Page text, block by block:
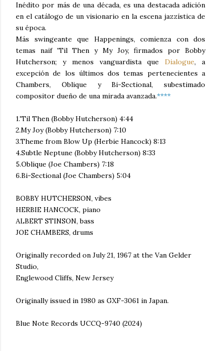
Inédito por más de una década, es una destacada adición
en el catálogo de un visionario en la escena jazzística de
su época.
Más swingeante que Happenings, comienza con dos
temas naif 'Til Then y My Joy, firmados por Bobby
Hutcherson; y menos vanguardista queDialogue, a
excepción de los últimos dos temas pertenecientes a
Chambers, Oblique y Bi-Sectional, subestimado
compositor dueño de una mirada avanzada.****
1.'Til Then (Bobby Hutcherson) 4:44
2.My Joy (Bobby Hutcherson) 7:10
3.Theme from Blow Up (Herbie Hancock) 8:13
4.Subtle Neptune (Bobby Hutcherson) 8:33
5.Oblique (Joe Chambers) 7:18
6.Bi-Sectional (Joe Chambers) 5:04
BOBBY HUTCHERSON, vibes
HERBIE HANCOCK, piano
ALBERT STINSON, bass
JOE CHAMBERS, drums
Originally recorded on July 21, 1967 at the Van Gelder
Studio,
Englewood Cliffs, New Jersey
Originally issued in 1980 as GXF-3061 in Japan.
Blue Note Records UCCQ-9740 (2024)